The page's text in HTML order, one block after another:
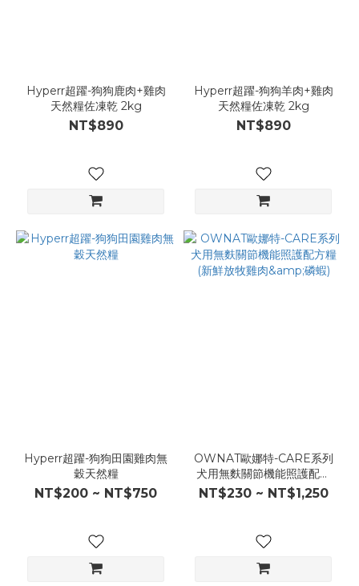
Hyperr超躍-狗狗鹿肉+雞肉
天然糧佐凍乾 2kg
NT$890
Hyperr超躍-狗狗羊肉+雞肉
天然糧佐凍乾 2kg
NT$890
Hyperr超躍-狗狗田園雞肉無
穀天然糧
NT$200 ~ NT$750
OWNAT歐娜特-CARE系列
犬用無麩關節機能照護配方
糧(新鮮放牧雞肉&磷蝦)
NT$230 ~ NT$1,250